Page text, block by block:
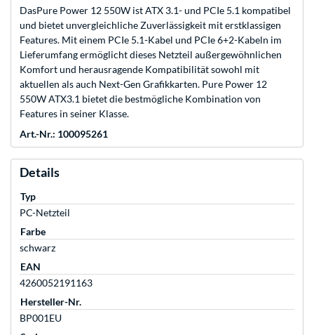
DasPure Power 12 550W ist ATX 3.1- und PCIe 5.1 kompatibel
und bietet unvergleichliche Zuverlässigkeit mit erstklassigen
Features. Mit einem PCIe 5.1-Kabel und PCIe 6+2-Kabeln im
Lieferumfang ermöglicht dieses Netzteil außergewöhnlichen
Komfort und herausragende Kompatibilität sowohl mit
aktuellen als auch Next-Gen Grafikkarten. Pure Power 12
550W ATX3.1 bietet die bestmögliche Kombination von
Features in seiner Klasse.
Art.-Nr.: 100095261
Details
Typ
PC-Netzteil
Farbe
schwarz
EAN
4260052191163
Hersteller-Nr.
BP001EU